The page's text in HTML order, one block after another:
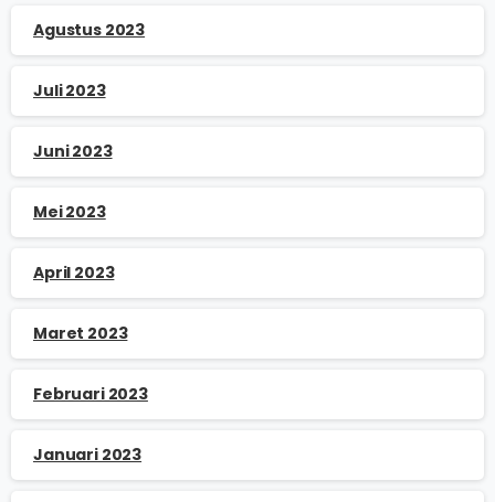
Agustus 2023
Juli 2023
Juni 2023
Mei 2023
April 2023
Maret 2023
Februari 2023
Januari 2023